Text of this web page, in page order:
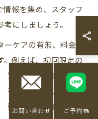
情報を集め、スタッフ
にしましょう。
ケアの有無、料金体
例えば、初回限定の
めての方でも安心して
フスタイルや通いやす
ぶことが美白効果の
お問い合わせ ご予約